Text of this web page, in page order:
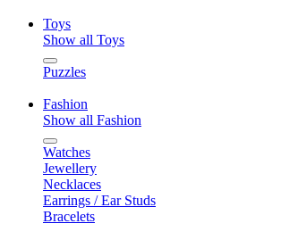
Toys
Show all Toys
Puzzles
Fashion
Show all Fashion
Watches
Jewellery
Necklaces
Earrings / Ear Studs
Bracelets